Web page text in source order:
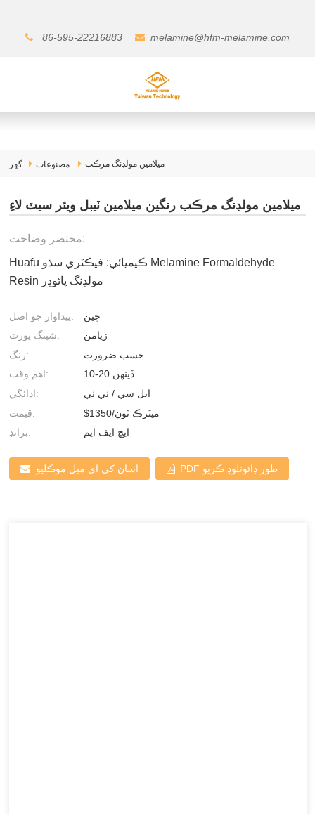
86-595-22216883 melamine@hfm-melamine.com
گهر مصنوعات ميلامين مولڊنگ مرڪب
ميلامين مولڊنگ مرڪب رنگين ميلامين ٽيبل ويئر سيٽ لاءِ
مختصر وضاحت:
Huafu ڪيميائي: فيڪٽري سڌو Melamine Formaldehyde
Resin مولڊنگ پائوڊر
پيداوار جو اصل:
چين
شپنگ پورٽ:
زيامن
رنگ:
حسب ضرورت
اهم وقت:
10-20 ڏينهن
ادائگي:
ايل سي / ٽي ٽي
قيمت:
$1350/ميٽرڪ ٽون
برانڊ:
ايڇ ايف ايم
اسان کي اي ميل موڪليو PDF طور ڊائونلوڊ ڪريو